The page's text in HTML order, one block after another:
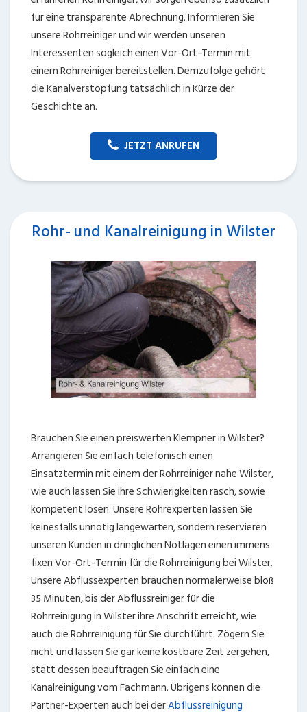
für eine transparente Abrechnung. Informieren Sie
unsere Rohrreiniger und wir werden unseren
Interessenten sogleich einen Vor-Ort-Termin mit
einem Rohrreiniger bereitstellen. Demzufolge gehört
die Kanalverstopfung tatsächlich in Kürze der
Geschichte an.
JETZT ANRUFEN
Rohr- und Kanalreinigung in Wilster
Brauchen Sie einen preiswerten Klempner in Wilster?
Arrangieren Sie einfach telefonisch einen
Einsatztermin mit einem der Rohrreiniger nahe Wilster,
wie auch lassen Sie ihre Schwierigkeiten rasch, sowie
kompetent lösen. Unsere Rohrexperten lassen Sie
keinesfalls unnötig langewarten, sondern reservieren
unseren Kunden in dringlichen Notlagen einen immens
fixen Vor-Ort-Termin für die Rohrreinigung bei Wilster.
Unsere Abflussexperten brauchen normalerweise bloß
35 Minuten, bis der Abflussreiniger für die
Rohrreinigung in Wilster ihre Anschrift erreicht, wie
auch die Rohrreinigung für Sie durchführt. Zögern Sie
nicht und lassen Sie gar keine kostbare Zeit zergehen,
statt dessen beauftragen Sie einfach eine
Kanalreinigung vom Fachmann. Übrigens können die
Partner-Experten auch bei derAbflussreinigung